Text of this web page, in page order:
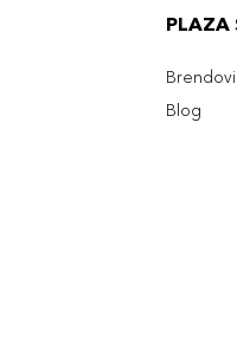
PLAZA
Brendovi
Blog